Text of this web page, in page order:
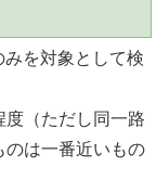
を対象として検
（ただし同一路
のは一番近いもの